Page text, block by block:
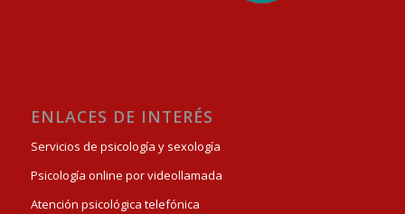
ENLACES DE INTERÉS
Servicios de psicología y sexología
Psicología online por videollamada
Atención psicológica telefónica